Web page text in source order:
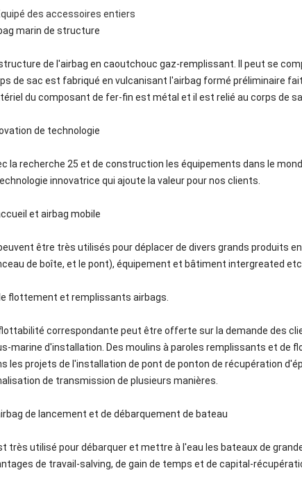
des accessoires entiers
marin de structure
de l'airbag en caoutchouc gaz-remplissant. Il peut se
de sac est fabriqué en vulcanisant l'airbag formé préliminaire
du composant de fer-fin est métal et il est relié au corps de
de technologie
la recherche 25 et de construction les équipements dans le
innovatrice qui ajoute la valeur pour nos clients.
et airbag mobile
peuvent être très utilisés pour déplacer de divers grands produits
de boîte, et le pont), équipement et bâtiment intergreated
flottement et remplissants airbags.
correspondante peut être offerte sur la demande des
marine d'installation. Des moulins à paroles remplissants et de
les projets de l'installation de pont de ponton de récupération
de transmission de plusieurs manières.
de lancement et de débarquement de bateau
très utilisé pour débarquer et mettre à l'eau les bateaux de
de travail-salving, de gain de temps et de capital-